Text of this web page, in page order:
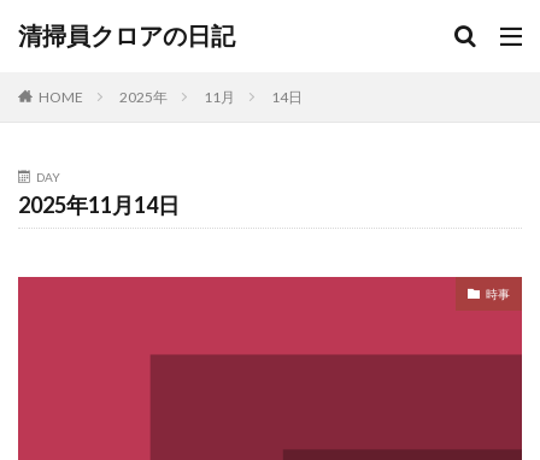
清掃員クロアの日記
HOME 2025年 11月 14日
DAY
2025年11月14日
時事